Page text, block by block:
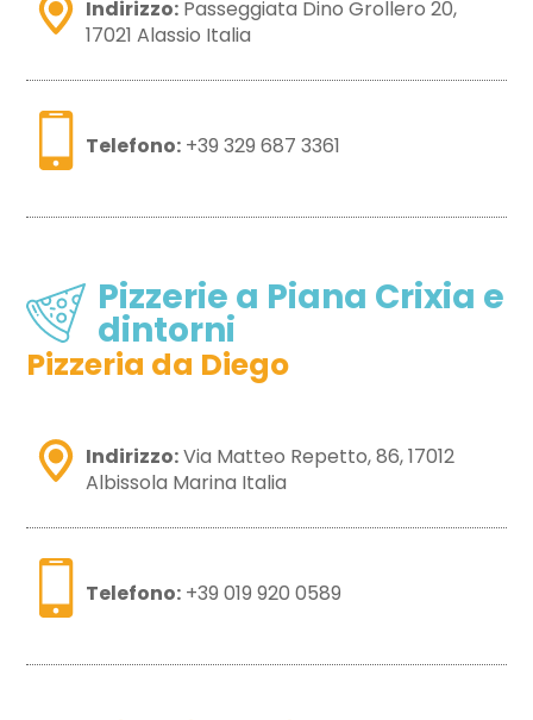
Indirizzo: Passeggiata Dino Grollero 20,
17021 Alassio Italia
Telefono: +39 329 687 3361
Pizzerie a Piana Crixia e
dintorni
Pizzeria da Diego
Indirizzo: Via Matteo Repetto, 86, 17012
Albissola Marina Italia
Telefono: +39 019 920 0589